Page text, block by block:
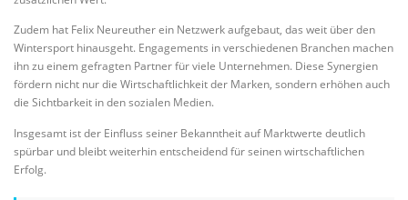
Zudem hat Felix Neureuther ein Netzwerk aufgebaut, das weit über den
Wintersport hinausgeht. Engagements in verschiedenen Branchen machen
ihn zu einem gefragten Partner für viele Unternehmen. Diese Synergien
fördern nicht nur die Wirtschaftlichkeit der Marken, sondern erhöhen auch
die Sichtbarkeit in den sozialen Medien.
Insgesamt ist der Einfluss seiner Bekanntheit auf Marktwerte deutlich
spürbar und bleibt weiterhin entscheidend für seinen wirtschaftlichen
Erfolg.